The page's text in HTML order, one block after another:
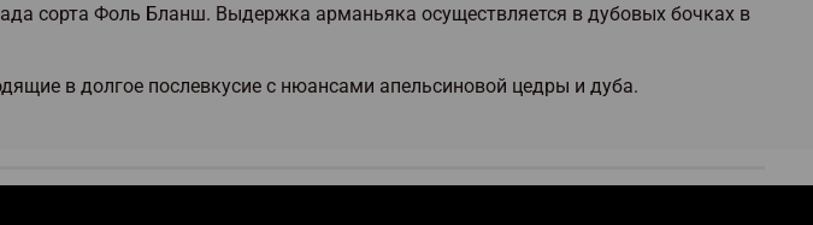
сорта Фоль Бланш. Выдержка арманьяка осуществляется в дубовых бочках в
в долгое послевкусие с нюансами апельсиновой цедры и дуба.